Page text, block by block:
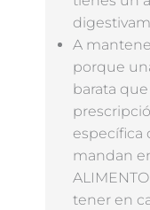
A
porque
barata
específica
mandan
tener en